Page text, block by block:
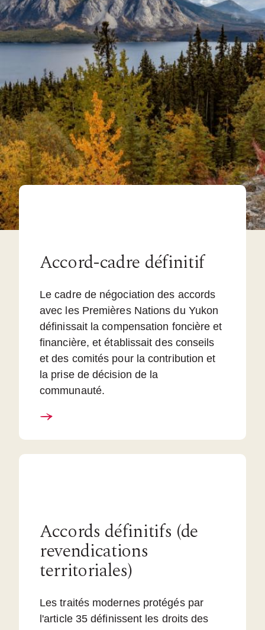
Accord-cadre définitif
Le cadre de négociation des accords
avec les Premières Nations du Yukon
définissait la compensation foncière et
financière, et établissait des conseils
et des comités pour la contribution et
la prise de décision de la
communauté.
Accords définitifs (de
revendications
territoriales)
Les traités modernes protégés par
l'article 35 définissent les droits des